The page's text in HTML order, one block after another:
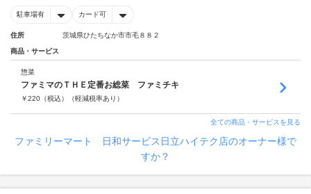
駐車場有 カード可
住所 茨城県ひたちなか市市毛８８２
商品・サービス
惣菜
ファミマのＴＨＥ定番お総菜 ファミチキ
￥220 （税込） （軽減税率あり）
全ての商品・サービスを見る
ファミリーマート 日和サービス日立ハイテク店のオーナー様で
すか？